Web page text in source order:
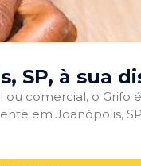
SP, à sua
comercial, o Grifo
em Joanópolis,